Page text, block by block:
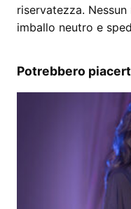
riservatezza.
imballo neutro e
Potrebbero